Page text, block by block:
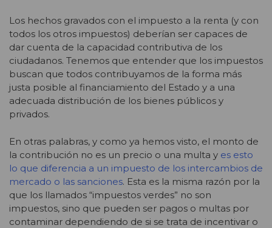
Los hechos gravados con el impuesto a la renta (y con
todos los otros impuestos) deberían ser capaces de
dar cuenta de la capacidad contributiva de los
ciudadanos. Tenemos que entender que los impuestos
buscan que todos contribuyamos de la forma más
justa posible al financiamiento del Estado y a una
adecuada distribución de los bienes públicos y
privados.
En otras palabras, y como ya hemos visto, el monto de
la contribución no es un precio o una multa y es esto
lo que diferencia a un impuesto de los intercambios de
mercado o las sanciones. Esta es la misma razón por la
que los llamados “impuestos verdes” no son
impuestos, sino que pueden ser pagos o multas por
contaminar dependiendo de si se trata de incentivar o